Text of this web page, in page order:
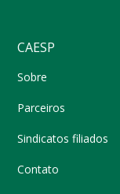
CAESP
Sobre
Parceiros
Sindicatos filiados
Contato